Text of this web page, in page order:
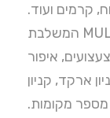
קרמים ועוד.
בנוסף, קיימת רשת מולר MULLER המשלבת
איפור
ארקד, קניון
מספר מקומות.